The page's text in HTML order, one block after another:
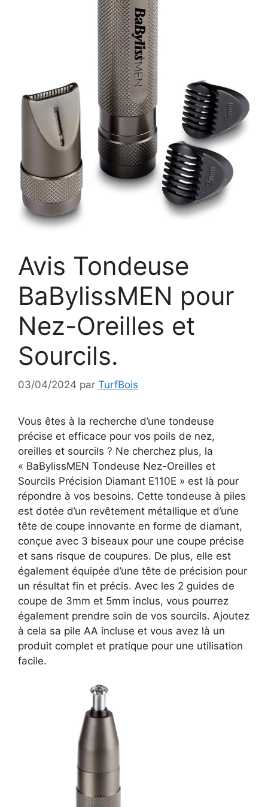
Avis Tondeuse
BaBylissMEN pour
Nez-Oreilles et
Sourcils.
03/04/2024 par TurfBois
Vous êtes à la recherche d’une tondeuse
précise et efficace pour vos poils de nez,
oreilles et sourcils ? Ne cherchez plus, la
« BaBylissMEN Tondeuse Nez-Oreilles et
Sourcils Précision Diamant E110E » est là pour
répondre à vos besoins. Cette tondeuse à piles
est dotée d’un revêtement métallique et d’une
tête de coupe innovante en forme de diamant,
conçue avec 3 biseaux pour une coupe précise
et sans risque de coupures. De plus, elle est
également équipée d’une tête de précision pour
un résultat fin et précis. Avec les 2 guides de
coupe de 3mm et 5mm inclus, vous pourrez
également prendre soin de vos sourcils. Ajoutez
à cela sa pile AA incluse et vous avez là un
produit complet et pratique pour une utilisation
facile.